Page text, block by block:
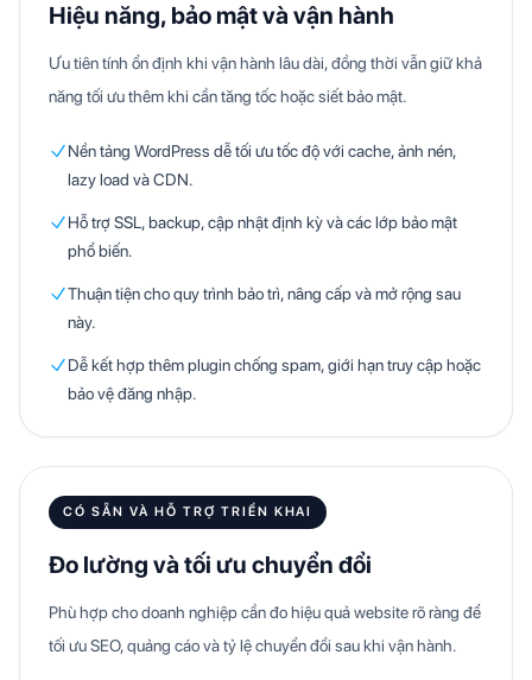
Hiệu năng, bảo mật và vận hành
Ưu tiên tính ổn định khi vận hành lâu dài, đồng thời vẫn giữ khả
năng tối ưu thêm khi cần tăng tốc hoặc siết bảo mật.
Nền tảng WordPress dễ tối ưu tốc độ với cache, ảnh nén,
lazy load và CDN.
Hỗ trợ SSL, backup, cập nhật định kỳ và các lớp bảo mật
phổ biến.
Thuận tiện cho quy trình bảo trì, nâng cấp và mở rộng sau
này.
Dễ kết hợp thêm plugin chống spam, giới hạn truy cập hoặc
bảo vệ đăng nhập.
CÓ SẴN VÀ HỖ TRỢ TRIỂN KHAI
Đo lường và tối ưu chuyển đổi
Phù hợp cho doanh nghiệp cần đo hiệu quả website rõ ràng để
tối ưu SEO, quảng cáo và tỷ lệ chuyển đổi sau khi vận hành.